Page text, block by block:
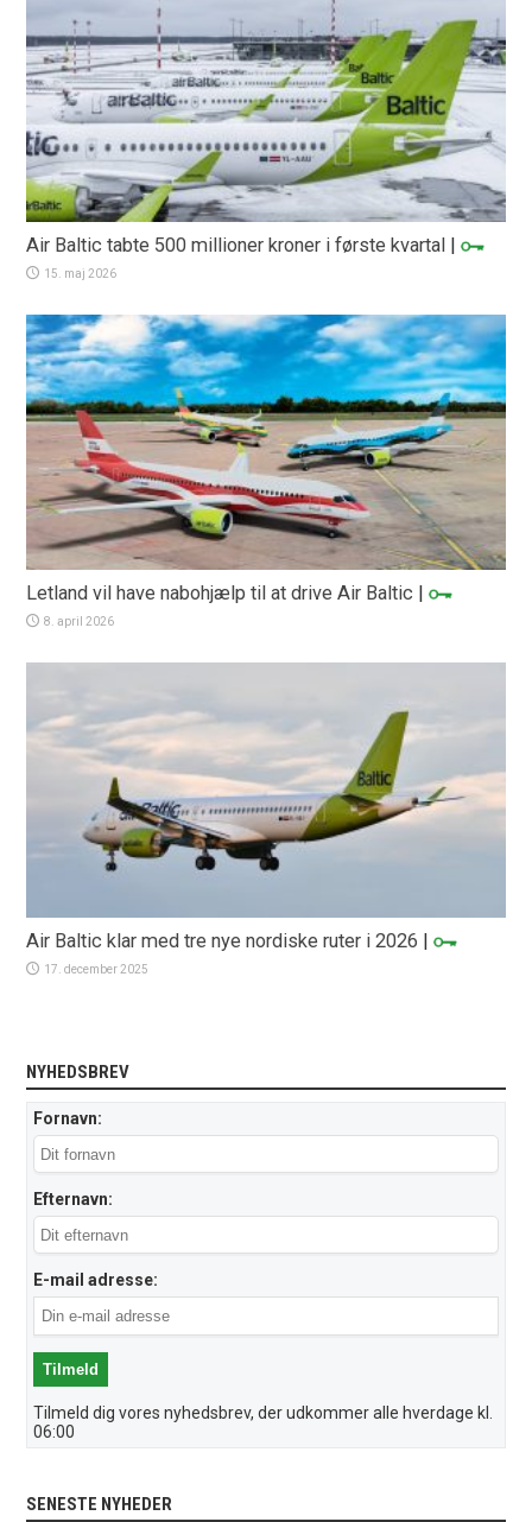
Air Baltic tabte 500 millioner kroner i første kvartal |
15. maj 2026
Letland vil have nabohjælp til at drive Air Baltic |
8. april 2026
Air Baltic klar med tre nye nordiske ruter i 2026 |
17. december 2025
NYHEDSBREV
Fornavn:
Efternavn:
E-mail adresse:
Tilmeld dig vores nyhedsbrev, der udkommer alle hverdage kl.
06:00
SENESTE NYHEDER